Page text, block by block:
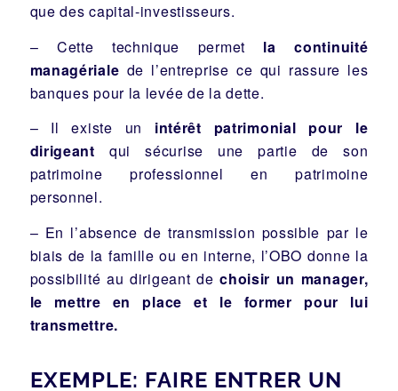
que des capital-investisseurs.
– Cette technique permet la continuité
managériale de l’entreprise ce qui rassure les
banques pour la levée de la dette.
– Il existe un intérêt patrimonial pour le
dirigeant qui sécurise une partie de son
patrimoine professionnel en patrimoine
personnel.
– En l’absence de transmission possible par le
biais de la famille ou en interne, l’OBO donne la
possibilité au dirigeant dechoisir un manager,
le mettre en place et le former pour lui
transmettre.
EXEMPLE: FAIRE ENTRER UN